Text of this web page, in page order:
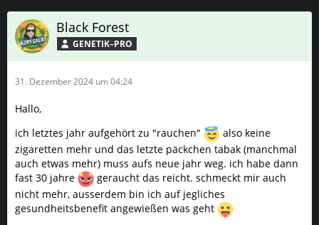
Black Forest
GENETIK–PRO
31. Dezember 2024 um 04:24
Hallo,
ich letztes jahr aufgehört zu "rauchen"
also keine
zigaretten mehr und das letzte päckchen tabak (manchmal
auch etwas mehr) muss aufs neue jahr weg. ich habe dann
fast 30 jahre
geraucht das reicht. schmeckt mir auch
nicht mehr, ausserdem bin ich auf jegliches
gesundheitsbenefit angewießen was geht